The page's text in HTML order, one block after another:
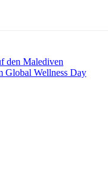
den Malediven
Global Wellness Day